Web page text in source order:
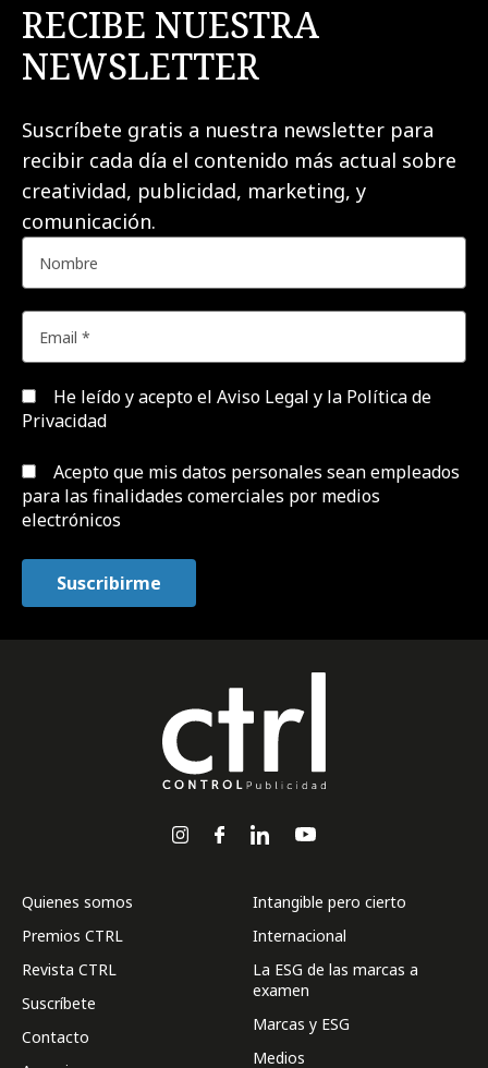
RECIBE NUESTRA
NEWSLETTER
Suscríbete gratis a nuestra newsletter para
recibir cada día el contenido más actual sobre
creatividad, publicidad, marketing, y
comunicación.
He leído y acepto el Aviso Legal y la Política de
Privacidad
Acepto que mis datos personales sean empleados
para las finalidades comerciales por medios
electrónicos
Quienes somos
Premios CTRL
Revista CTRL
Suscríbete
Contacto
Intangible pero cierto
Internacional
La ESG de las marcas a
examen
Marcas y ESG
Medios